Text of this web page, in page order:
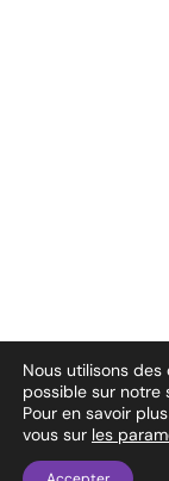
Nous utilisons
possible sur notre
Pour en savoir
vous sur les